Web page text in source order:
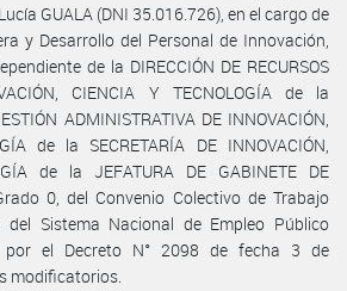
GUALA (DNI 35.016.726), en el cargo de
y Desarrollo del Personal de Innovación,
de la DIRECCIÓN DE RECURSOS
CIENCIA Y TECNOLOGÍA de la
ADMINISTRATIVA DE INNOVACIÓN,
de la SECRETARÍA DE INNOVACIÓN,
de la JEFATURA DE GABINETE DE
0, del Convenio Colectivo de Trabajo
del Sistema Nacional de Empleo Público
por el Decreto N° 2098 de fecha 3 de
modificatorios.